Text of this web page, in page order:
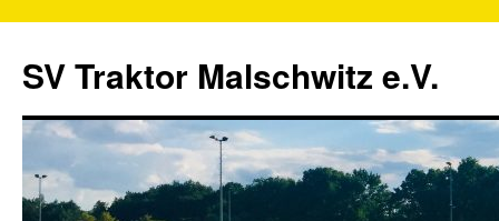
SV Traktor Malschwitz e.V.